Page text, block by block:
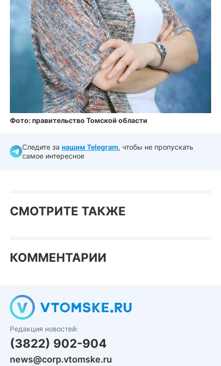
Фото: правительство Томской области
Следите за нашим Telegram, чтобы не пропускать
самое интересное
СМОТРИТЕ ТАКЖЕ
КОММЕНТАРИИ
Редакция новостей:
(3822) 902-904
news@corp.vtomske.ru